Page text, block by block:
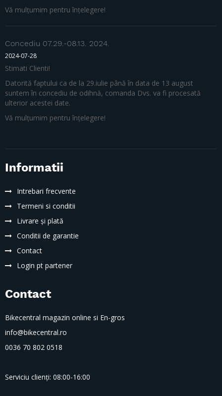
Vă mulțumim pentru înțelegere!
Concediu 07.29.-08.13. 2024.
2024-07-28
Stimati Clienti!
Datorită faptului ca de la 29.iulie până în data de 13 august
suntem în concediu de odihnă, comanda Dvs. va fi procesată
ulterior acestei date.
Vă mulțumim pentru înțelegere!
Informatii
Intrebari frecvente
Termeni si conditii
Livrare și plată
Conditii de garantie
Contact
Login pt partener
Contact
Bikecentral magazin online si En-gros
info@bikecentral.ro
0036 70 802 0518
Serviciu clienți: 08:00-16:00